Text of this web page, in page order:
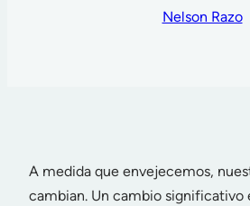
Nelson Razo
A medida que envejecemos,
cambian. Un cambio significativo